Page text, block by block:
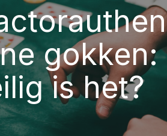
gokken:
is het?